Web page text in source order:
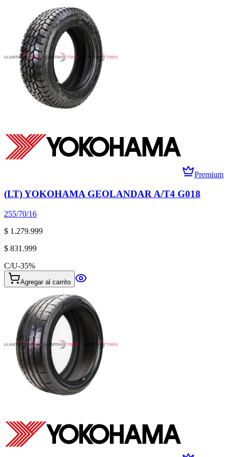
Premium
(LT) YOKOHAMA GEOLANDAR A/T4 G018
255/70/16
$ 1.279.999
$ 831.999
C/U-35%
Agregar al carrito